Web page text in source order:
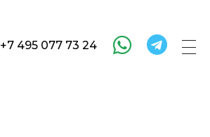
+7 495 077 73 24